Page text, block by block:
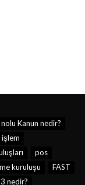
Kanun nedir?
işlem
pos
kuruluşu
FAST
nedir?